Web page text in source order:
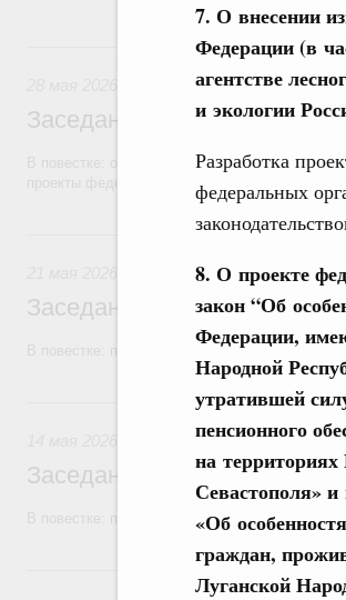
7. О внесении
Федерации (в
агентстве
и экологии
Разработка
федеральных
8. О проекте
закон “Об
Федерации,
Народной
утратившей
пенсионного
на
Севастополя»
«Об
граждан,
Луганской
28
Заседание Правительства
В повестке: об исполнении бюджетов
проекты федеральных законов.
21
Заседание Правительства
В повестке: проекты федеральных законов.
14
Заседание Правительства
В повестке: проекты федеральных законов,
6